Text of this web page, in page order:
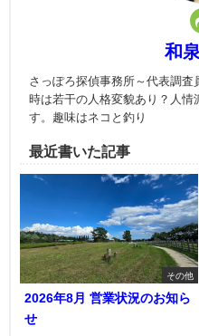
和
さっぽろ探偵事務所～代表調
時は若干の人格変貌あり？人情
す。趣味はネコと釣り
最近書いた記事
その他
2026年8月 営業状況のお知ら
せ